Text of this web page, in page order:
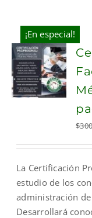
¡En especial!
ADD TO
$
La Certificación
estudio de los
administración
Desarrollará